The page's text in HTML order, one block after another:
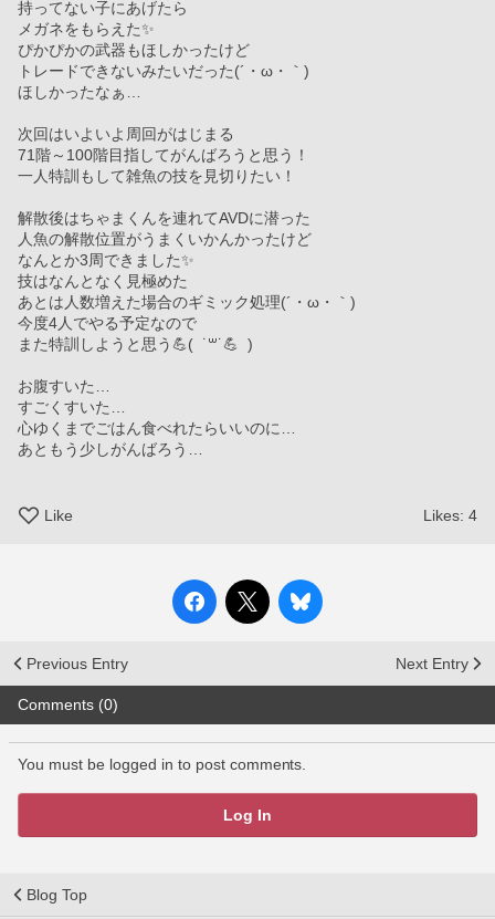
持ってない子にあげたら
メガネをもらえた✨
ぴかぴかの武器もほしかったけど
トレードできないみたいだった(´・ω・｀)
ほしかったなぁ…
次回はいよいよ周回がはじまる
71階～100階目指してがんばろうと思う！
一人特訓もして雑魚の技を見切りたい！
解散後はちゃまくんを連れてAVDに潜った
人魚の解散位置がうまくいかんかったけど
なんとか3周できました✨
技はなんとなく見極めた
あとは人数増えた場合のギミック処理(´・ω・｀)
今度4人でやる予定なので
また特訓しようと思う💪(  ˙꒳​˙💪  )
お腹すいた…
すごくすいた…
心ゆくまでごはん食べれたらいいのに…
あともう少しがんばろう…
Like Likes: 4
Previous Entry Next Entry
Comments (0)
You must be logged in to post comments.
Log In
Blog Top